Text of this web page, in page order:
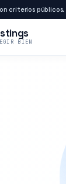
criterios públicos.
BIEN